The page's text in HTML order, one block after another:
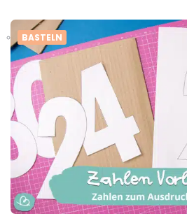
BASTELN